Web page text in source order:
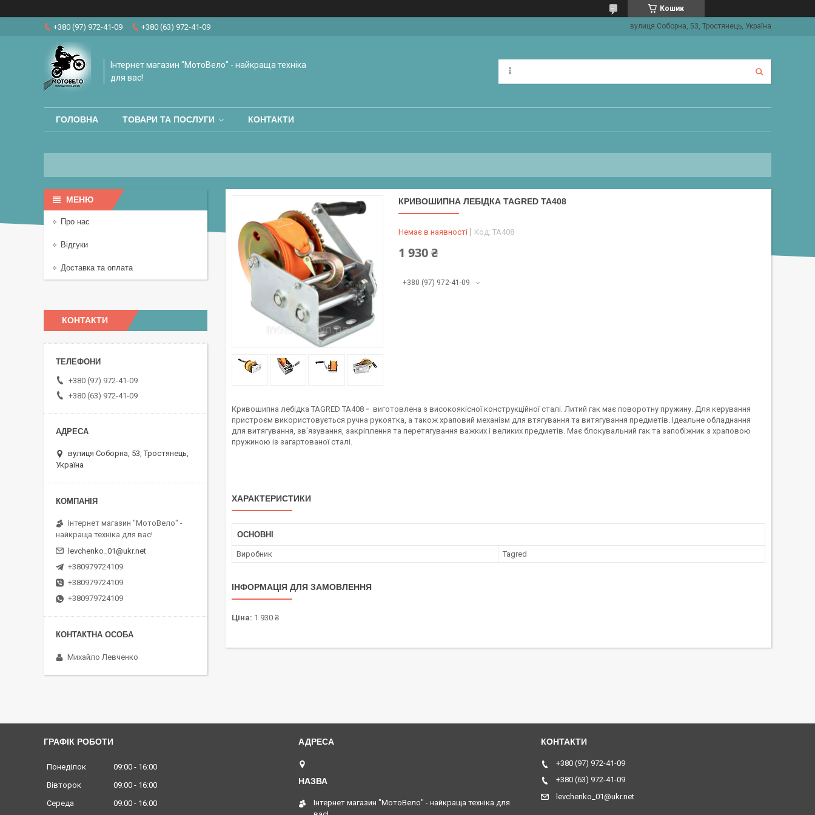
Кошик
+380 (97) 972-41-09 +380 (63) 972-41-09 вулиця Соборна, 53, Тростянець, Україна
Інтернет магазин "МотоВело" - найкраща техніка
для вас!
ГОЛОВНА ТОВАРИ ТА ПОСЛУГИ КОНТАКТИ
КРИВОШИПНА ЛЕБІДКА TAGRED TA408
Немає в наявності Код: TA408
1 930 ₴
+380 (97) 972-41-09
Кривошипна лебідка TAGRED TA408 - виготовлена з високоякісної конструкційної сталі. Литий гак має поворотну пружину. Для керування
пристроєм використовується ручна рукоятка, а також храповий механізм для втягування та витягування предметів. Ідеальне обладнання
для витягування, зв'язування, закріплення та перетягування важких і великих предметів. Має блокувальний гак та запобіжник з храповою
пружиною із загартованої сталі.
ХАРАКТЕРИСТИКИ
ОСНОВНІ
Виробник Tagred
ІНФОРМАЦІЯ ДЛЯ ЗАМОВЛЕННЯ
Ціна: 1 930 ₴
Про нас
Відгуки
Доставка та оплата
КОНТАКТИ
+380 (97) 972-41-09
+380 (63) 972-41-09
вулиця Соборна, 53, Тростянець,
Україна
Інтернет магазин "МотоВело" -
найкраща техніка для вас!
levchenko_01@ukr.net
+380979724109
+380979724109
+380979724109
Михайло Левченко
ГРАФІК РОБОТИ
Понеділок 09:00
16:00
Вівторок
09:00
16:00
Середа
09:00 16:00
Інтернет магазин "МотоВело" - найкраща техніка для
+380 (97) 972-41-09
+380 (63) 972-41-09
levchenko_01@ukr.net